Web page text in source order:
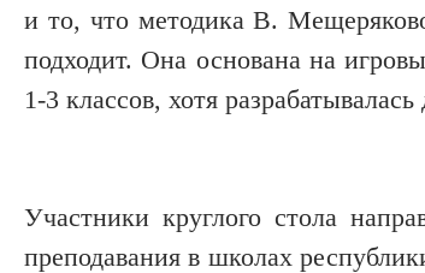
и то, что методика В.
подходит. Она основана на
1-3 классов, хотя разрабатывалась
Участники круглого стола
преподавания в школах